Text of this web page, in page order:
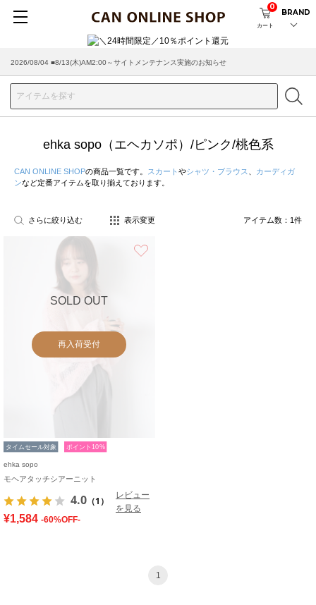
カート
0
BRAND
2026/08/04 ■8/13(木)AM2:00～サイトメンテナンス実施のお知らせ
ehka sopo（エヘカソポ）/ピンク/桃色系
CAN ONLINE SHOPの商品一覧です。 スカート やシャツ・ブラウス
カーディガ
ンなど定番アイテムを取り揃えております。
さらに絞り込む 表示変更 アイテム数： 1件
SOLD OUT
再入荷受付
タイムセール対象 ポイント10%
ehka sopo
モヘアタッチシアーニット
4.0 （1）
レビュー
を見る
¥1,584 -60%OFF-
1